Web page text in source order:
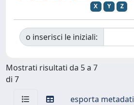
X
Y Z
o inserisci le iniziali:
Mostrati risultati da 5 a 7
di 7
esporta metadati